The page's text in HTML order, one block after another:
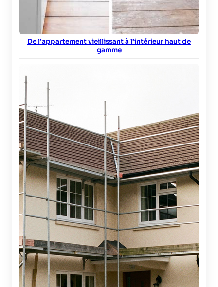
De l’appartement vieillissant à l’intérieur haut de
gamme